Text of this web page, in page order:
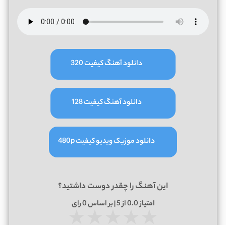
دانلود آهنگ کیفیت 320
دانلود آهنگ کیفیت 128
دانلود موزیک ویدیو کیفیت 480p
این آهنگ را چقدر دوست داشتید؟
امتیاز0.0از 5 | بر اساس 0رای